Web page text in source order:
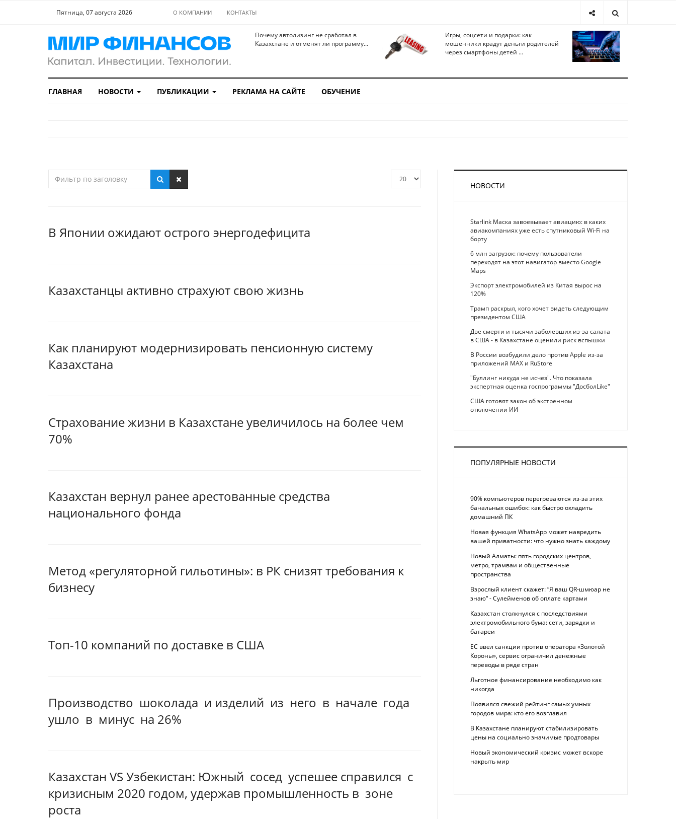
Пятница, 07 августа 2026 О КОМПАНИИ КОНТАКТЫ
Почему автолизинг не сработал в
Казахстане и отменят ли программу...
Игры, соцсети и подарки: как
мошенники крадут деньги родителей
через смартфоны детей ...
ГЛАВНАЯ НОВОСТИ ПУБЛИКАЦИИ РЕКЛАМА НА САЙТЕ ОБУЧЕНИЕ
В Японии ожидают острого энергодефицита
Казахстанцы активно страхуют свою жизнь
Как планируют модернизировать пенсионную систему
Казахстана
Страхование жизни в Казахстане увеличилось на более чем
70%
Казахстан вернул ранее арестованные средства
национального фонда
Метод «регуляторной гильотины»: в РК снизят требования к
бизнесу
Топ-10 компаний по доставке в США
Производство шоколада и изделий из него в начале года
ушло в минус на 26%
Казахстан VS Узбекистан: Южный сосед успешее справился с
кризисным 2020 годом, удержав промышленность в зоне
роста
НОВОСТИ
Starlink Маска завоевывает авиацию: в каких
авиакомпаниях уже есть спутниковый Wi-Fi на
борту
6 млн загрузок: почему пользователи
переходят на этот навигатор вместо Google
Maps
Экспорт электромобилей из Китая вырос на
120%
Трамп раскрыл, кого хочет видеть следующим
президентом США
Две смерти и тысячи заболевших из-за салата
в США - в Казахстане оценили риск вспышки
В России возбудили дело против Apple из-за
приложений MAX и RuStore
"Буллинг никуда не исчез". Что показала
экспертная оценка госпрограммы "ДосболLike"
США готовят закон об экстренном
отключении ИИ
ПОПУЛЯРНЫЕ НОВОСТИ
90% компьютеров перегреваются из-за этих
банальных ошибок: как быстро охладить
домашний ПК
Новая функция WhatsApp может навредить
вашей приватности: что нужно знать каждому
Новый Алматы: пять городских центров,
метро, трамваи и общественные
пространства
Взрослый клиент скажет: “Я ваш QR-шмюар не
знаю“ - Сулейменов об оплате картами
Казахстан столкнулся с последствиями
электромобильного бума: сети, зарядки и
батареи
ЕС ввел санкции против оператора «Золотой
Короны», сервис ограничил денежные
переводы в ряде стран
Льготное финансирование необходимо как
никогда
Появился свежий рейтинг самых умных
городов мира: кто его возглавил
В Казахстане планируют стабилизировать
цены на социально значимые продтовары
Новый экономический кризис может вскоре
накрыть мир